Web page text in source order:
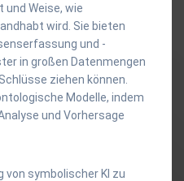
Weise, wie
wird. Sie bieten
und -
in großen Datenmengen
ziehen können.
Modelle, indem
und Vorhersage
von symbolischer KI zu